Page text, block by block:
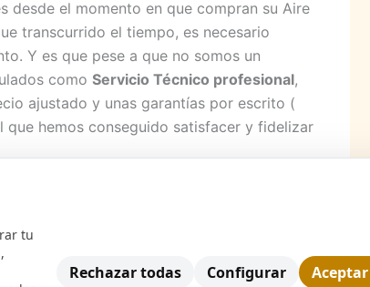
desde el momento en que compran su Aire
transcurrido el tiempo, es necesario
Y es que pese a que no somos un
como Servicio Técnico profesional,
ajustado y unas garantías por escrito (
hemos conseguido satisfacer y fidelizar
para Vaillant, hace que su aparato
la reparación. Nuestra
servicios:
tu
Rechazar todas Configurar